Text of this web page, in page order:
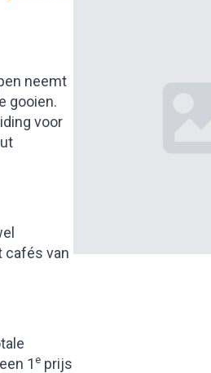
neemt
gooien.
voor
cafés van
1e prijs